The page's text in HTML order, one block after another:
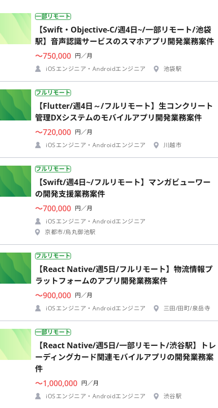
一部リモート
【Swift・Objective-C/週4日~/一部リモート/池袋
駅】音声認識サービスのスマホアプリ開発業務案件
〜750,000 円／月
iOSエンジニア・Androidエンジニア
池袋駅
フルリモート
【Flutter/週4日～/フルリモート】生コンクリート
管理DXシステムのモバイルアプリ開発業務案件
〜720,000 円／月
iOSエンジニア・Androidエンジニア
川越市
フルリモート
【Swift/週4日~/フルリモート】マンガビューワー
の開発支援業務案件
〜700,000 円／月
iOSエンジニア・Androidエンジニア
京都市/烏丸御池駅
フルリモート
【React Native/週5日/フルリモート】物流情報プ
ラットフォームのアプリ開発業務案件
〜900,000 円／月
iOSエンジニア・Androidエンジニア
三田/田町/泉岳寺
一部リモート
【React Native/週5日/一部リモート/渋谷駅】トレ
ーディングカード関連モバイルアプリの開発業務案
件
〜1,000,000 円／月
iOSエンジニア・Androidエンジニア
渋谷駅